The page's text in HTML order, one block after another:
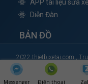
APP tài liệu sửa xe
Diễn Đàn
BẢN ĐỒ
2022 thietbixetai.com ,
đang chờ cấp phép Bộ
Messenger Điện thoại